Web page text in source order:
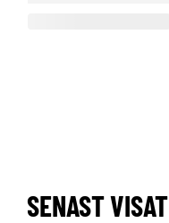
SENAST VISAT